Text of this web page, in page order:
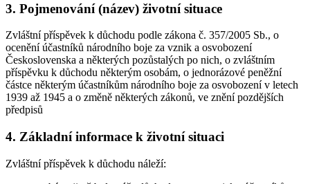
3. Pojmenování (název) životní situace
Zvláštní příspěvek k důchodu podle zákona č. 357/2005 Sb., o
ocenění účastníků národního boje za vznik a osvobození
Československa a některých pozůstalých po nich, o zvláštním
příspěvku k důchodu některým osobám, o jednorázové peněžní
částce některým účastníkům národního boje za osvobození v letech
1939 až 1945 a o změně některých zákonů, ve znění pozdějších
předpisů
4. Základní informace k životní situaci
Zvláštní příspěvek k důchodu náleží: